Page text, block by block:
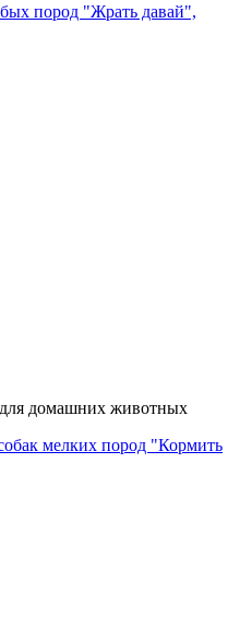
пород "Жрать давай",
домашних животных
мелких пород "Кормить